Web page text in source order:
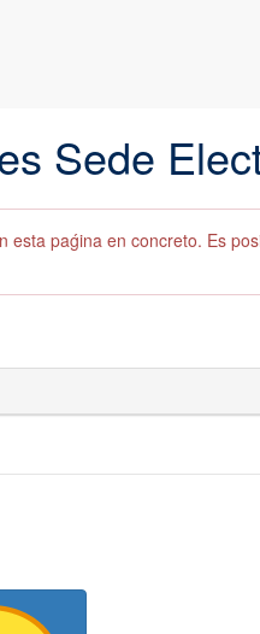
Sede
paǵina en concreto. Es